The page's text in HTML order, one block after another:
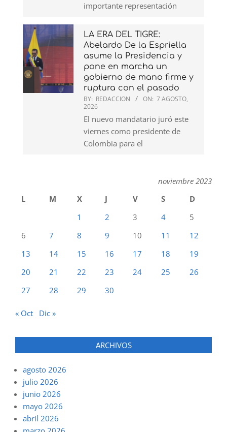
importante representación
LA ERA DEL TIGRE:
Abelardo De la Espriella
asume la Presidencia y
pone en marcha un
gobierno de mano firme y
ruptura con el pasado
BY: REDACCION ON: 7 AGOSTO,
2026
El nuevo mandatario juró este
viernes como presidente de
Colombia para el
noviembre 2023
L
M X J V S
D
1
2 3 4
5
6
7 8 9 10 11
12
13
14 15 16 17 18
19
20
21 22 23 24 25
26
27
28 29 30
« Oct Dic »
ARCHIVOS
agosto 2026
julio 2026
junio 2026
mayo 2026
abril 2026